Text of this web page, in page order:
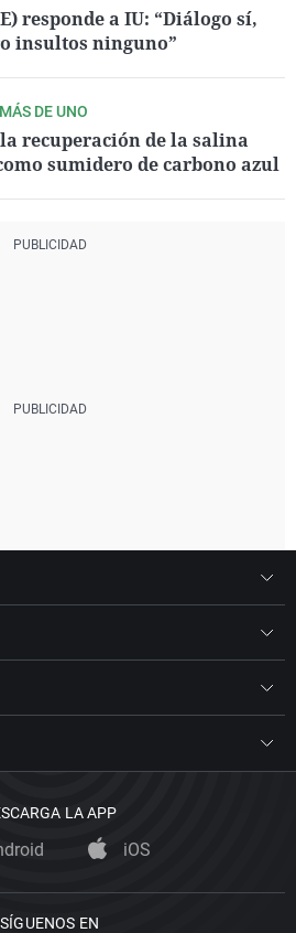
responde a IU: “Diálogo sí,
insultos ninguno”
DE UNO
recuperación de la salina
sumidero de carbono azul
LA APP
iOS
SÍGUENOS EN